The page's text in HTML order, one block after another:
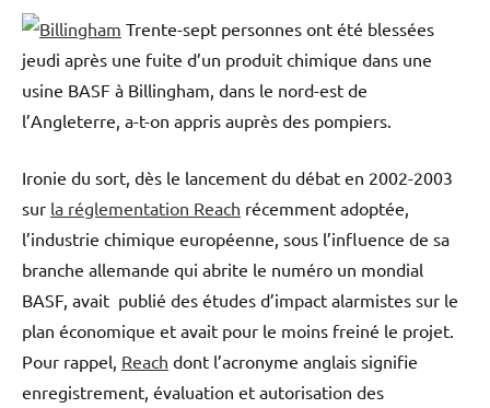
Trente-sept personnes ont été blessées
jeudi après une fuite d’un produit chimique dans une
usine BASF à Billingham, dans le nord-est de
l’Angleterre, a-t-on appris auprès des pompiers.
Ironie du sort, dès le lancement du débat en 2002-2003
sur la réglementation Reach récemment adoptée,
l’industrie chimique européenne, sous l’influence de sa
branche allemande qui abrite le numéro un mondial
BASF, avait publié des études d’impact alarmistes sur le
plan économique et avait pour le moins freiné le projet.
Pour rappel, Reach dont l’acronyme anglais signifie
enregistrement, évaluation et autorisation des